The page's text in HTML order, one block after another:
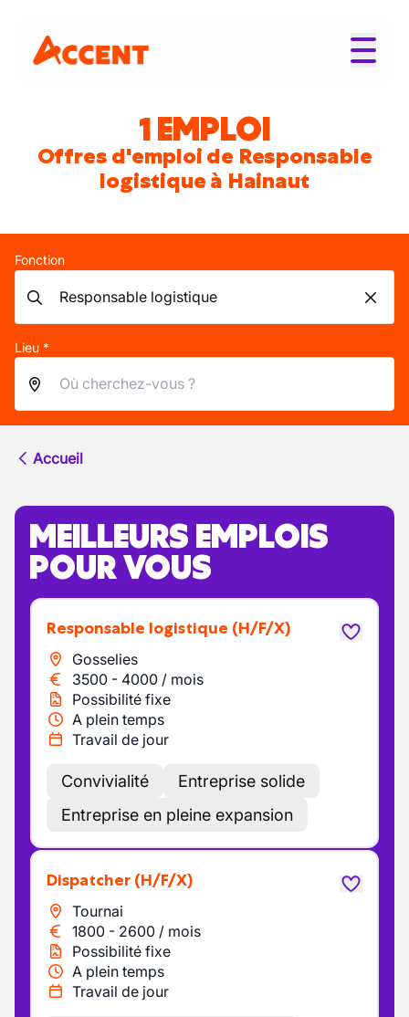
1 EMPLOI
Offres d'emploi de Responsable
logistique à Hainaut
Fonction
Lieu *
Accueil
MEILLEURS EMPLOIS
POUR VOUS
Responsable logistique (H/F/X)
Gosselies
3500 - 4000 / mois
Possibilité fixe
A plein temps
Travail de jour
Convivialité
Entreprise solide
Entreprise en pleine expansion
Dispatcher (H/F/X)
Tournai
1800 - 2600 / mois
Possibilité fixe
A plein temps
Travail de jour